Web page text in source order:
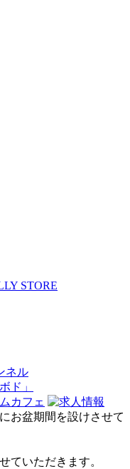
STORE
お盆期間を設けさせて
ていただきます。